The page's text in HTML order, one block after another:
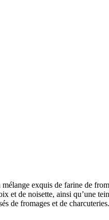
exquis de farine de
de noisette, ainsi qu’une
de fromages et de charcuteries.